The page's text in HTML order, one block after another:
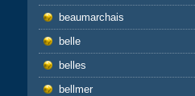
beaumarchais
belle
belles
bellmer